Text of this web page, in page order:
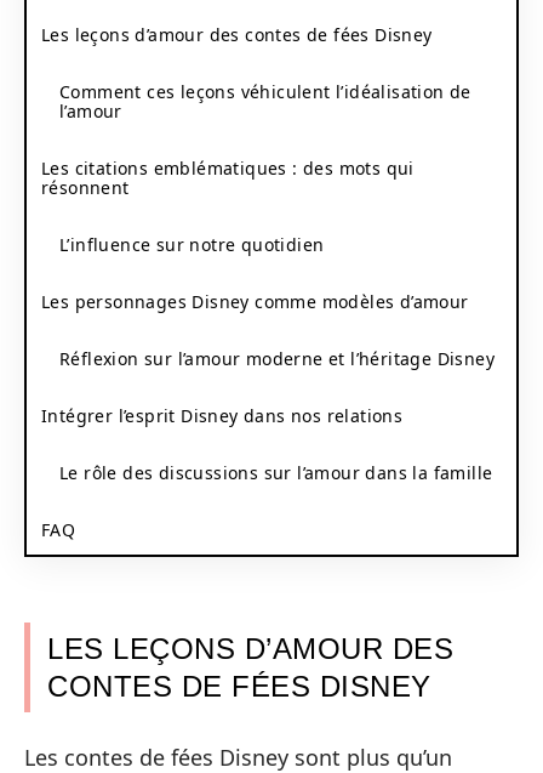
Les leçons d’amour des contes de fées Disney
Comment ces leçons véhiculent l’idéalisation de
l’amour
Les citations emblématiques : des mots qui
résonnent
L’influence sur notre quotidien
Les personnages Disney comme modèles d’amour
Réflexion sur l’amour moderne et l’héritage Disney
Intégrer l’esprit Disney dans nos relations
Le rôle des discussions sur l’amour dans la famille
FAQ
LES LEÇONS D’AMOUR DES
CONTES DE FÉES DISNEY
Les contes de fées Disney sont plus qu’un